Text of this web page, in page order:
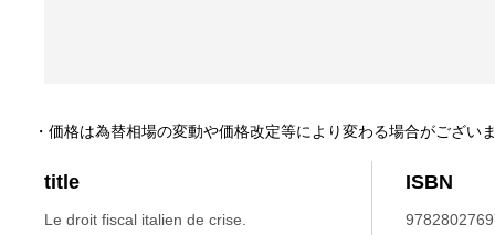
title
Le droit fiscal italien de crise.
ISBN
・価格は為替相場の変動や価格改定等により変わる場合がござい